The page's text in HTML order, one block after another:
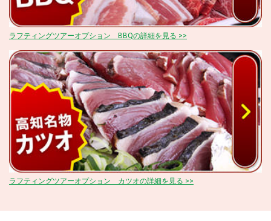
ラフティングツアーオプション BBQの詳細を見る >>
ラフティングツアーオプション カツオの詳細を見る >>